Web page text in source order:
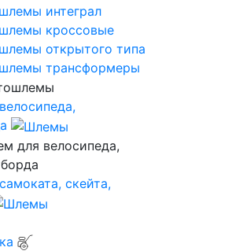
интеграл
кроссовые
открытого типа
трансформеры
скейта,